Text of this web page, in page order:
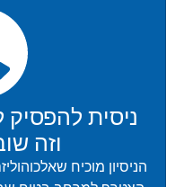
ניסית להפסיק
וזה
הניסיון מוכיח